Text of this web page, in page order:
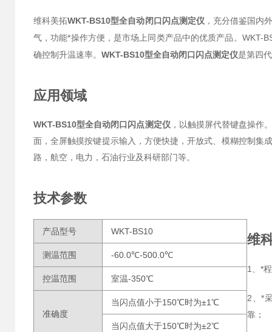
维科美拓WKT-BS10型全自动闭口闪点测定仪，充分借鉴国内
气，功能*操作方便，是市场上同类产品中的优质产品。WKT-
确控制升温速率。 WKT-BS10型全自动闭口闪点测定仪是第四
应用领域
WKT-BS10型全自动闭口闪点测定仪，以触摸屏代替键盘操作
面，全屏触摸按键提示输入，方便快捷，开放式、模糊控制集
路，航空，电力，石油行业及科研部门等。
技术参数
产品型号 WKT-BS10
测温范围 -60.0℃-500.0℃
控温范围 室温-350℃
准确度
当闪点值小于150℃时为±1℃
当闪点值大于150℃时为±2℃
维
1、*
2、*
靠；